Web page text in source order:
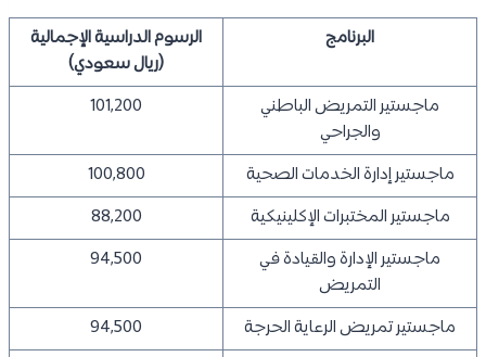
البرنامج
الرسوم الدراسية الإجمالية
(ريال سعودي)
ماجستير التمريض الباطني
والجراحي
101,200
ماجستير إدارة الخدمات الصحية
100,800
ماجستير المختبرات الإكلينيكية
88,200
ماجستير الإدارة والقيادة في
التمريض
94,500
ماجستير تمريض الرعاية الحرجة
94,500